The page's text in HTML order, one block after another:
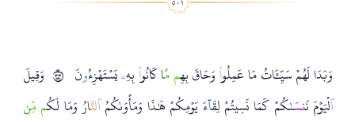
وَبَدَا لَهُمۡ سَيِّـَٔاتُ مَا عَمِلُواْ وَحَاقَ بِهِم مَّا كَانُواْ بِهِۦيَسۡتَهۡزِءُونَ ٣٣ وَقِيلَ
ٱلۡيَوۡمَ نَنسَىكُمۡ كَمَا نَسِيتُمۡ لِقَآءَ يَوۡمِكُمۡ هَذَا وَمَأۡوَىكُمُٱلنَّارُ وَمَا لَكُم مّن